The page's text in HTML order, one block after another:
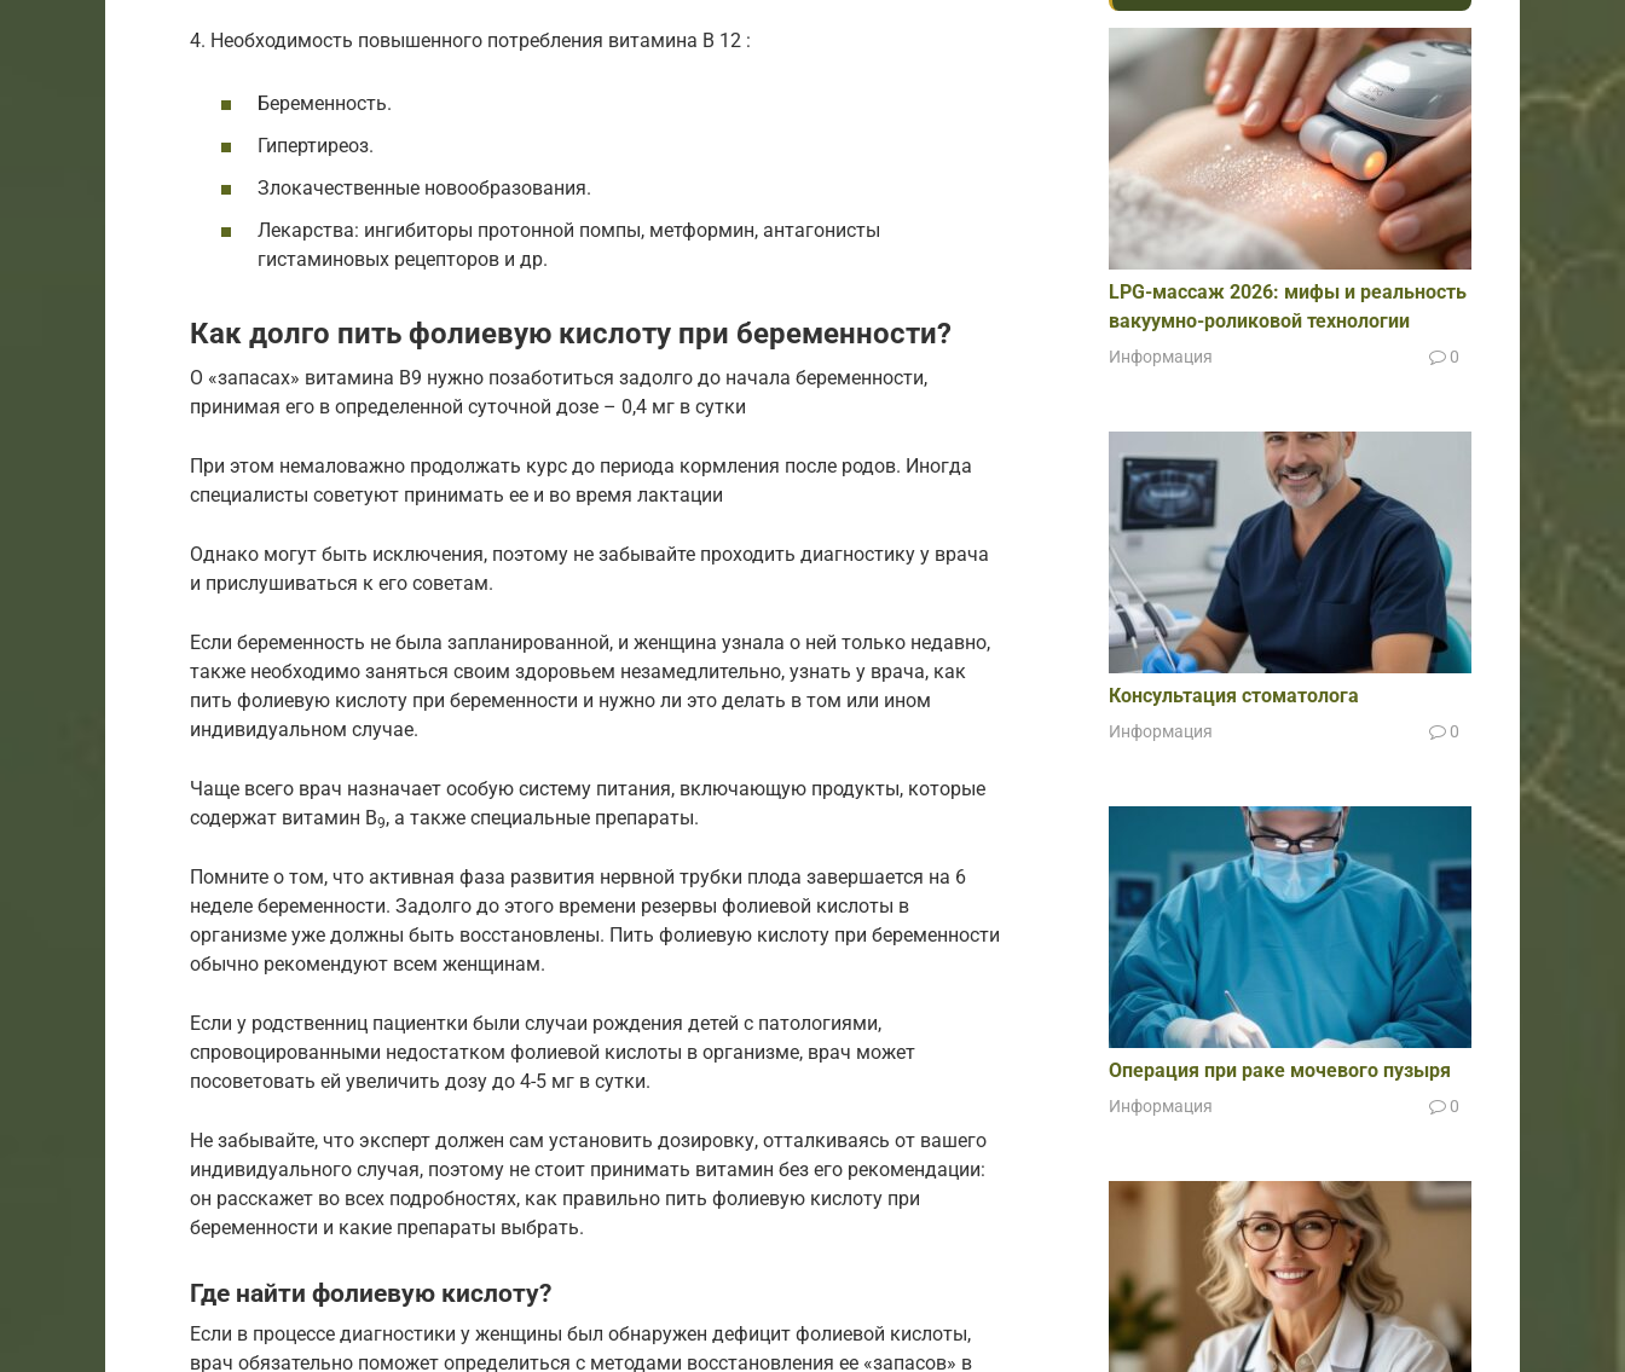
4. Необходимость повышенного потребления витамина B 12 :
Беременность.
Гипертиреоз.
Злокачественные новообразования.
Лекарства: ингибиторы протонной помпы, метформин, антагонисты
гистаминовых рецепторов и др.
Как долго пить фолиевую кислоту при беременности?
О «запасах» витамина B9 нужно позаботиться задолго до начала беременности,
принимая его в определенной суточной дозе – 0,4 мг в сутки
При этом немаловажно продолжать курс до периода кормления после родов. Иногда
специалисты советуют принимать ее и во время лактации
Однако могут быть исключения, поэтому не забывайте проходить диагностику у врача
и прислушиваться к его советам.
Если беременность не была запланированной, и женщина узнала о ней только недавно,
также необходимо заняться своим здоровьем незамедлительно, узнать у врача, как
пить фолиевую кислоту при беременности и нужно ли это делать в том или ином
индивидуальном случае.
Чаще всего врач назначает особую систему питания, включающую продукты, которые
содержат витамин B9, а также специальные препараты.
Помните о том, что активная фаза развития нервной трубки плода завершается на 6
неделе беременности. Задолго до этого времени резервы фолиевой кислоты в
организме уже должны быть восстановлены. Пить фолиевую кислоту при беременности
обычно рекомендуют всем женщинам.
Если у родственниц пациентки были случаи рождения детей с патологиями,
спровоцированными недостатком фолиевой кислоты в организме, врач может
посоветовать ей увеличить дозу до 4-5 мг в сутки.
Не забывайте, что эксперт должен сам установить дозировку, отталкиваясь от вашего
индивидуального случая, поэтому не стоит принимать витамин без его рекомендации:
он расскажет во всех подробностях, как правильно пить фолиевую кислоту при
беременности и какие препараты выбрать.
Где найти фолиевую кислоту?
Если в процессе диагностики у женщины был обнаружен дефицит фолиевой кислоты,
врач обязательно поможет определиться с методами восстановления ее «запасов» в
LPG-массаж 2026: мифы и реальность
вакуумно-роликовой технологии
Информация 0
Консультация стоматолога
Информация 0
Операция при раке мочевого пузыря
Информация 0